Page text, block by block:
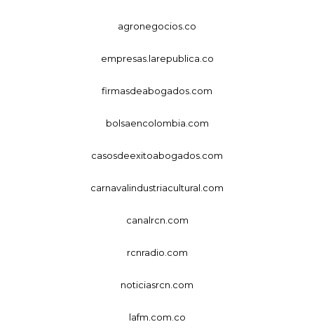
agronegocios.co
empresas.larepublica.co
firmasdeabogados.com
bolsaencolombia.com
casosdeexitoabogados.com
carnavalindustriacultural.com
canalrcn.com
rcnradio.com
noticiasrcn.com
lafm.com.co